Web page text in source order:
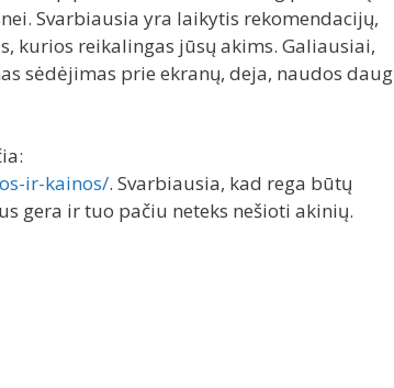
Svarbiausia yra laikytis rekomendacijų,
kurios reikalingas jūsų akims. Galiausiai,
sėdėjimas prie ekranų, deja, naudos daug
ir-kainos/. Svarbiausia, kad rega būtų
gera ir tuo pačiu neteks nešioti akinių.